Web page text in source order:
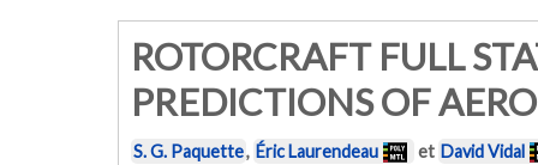
ROTORCRAFT FULL
PREDICTIONS OF
S. G. Paquette, Éric Laurendeau et David Vidal